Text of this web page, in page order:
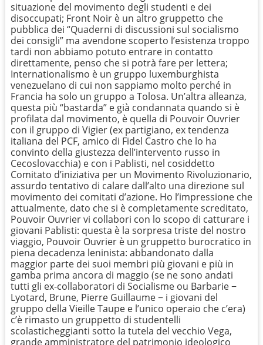
situazione del movimento degli studenti e dei
disoccupati; Front Noir è un altro gruppetto che
pubblica dei “Quaderni di discussioni sul socialismo
dei consigli” ma avendone scoperto l’esistenza troppo
tardi non abbiamo potuto entrare in contatto
direttamente, penso che si potrà fare per lettera;
Internationalismo è un gruppo luxemburghista
venezuelano di cui non sappiamo molto perché in
Francia ha solo un gruppo a Tolosa. Un’altra alleanza,
questa più “bastarda” e già condannata quando si è
profilata dal movimento, è quella di Pouvoir Ouvrier
con il gruppo di Vigier (ex partigiano, ex tendenza
italiana del PCF, amico di Fidel Castro che lo ha
convinto della giustezza dell’intervento russo in
Cecoslovacchia) e con i Pablisti, nel cosiddetto
Comitato d’iniziativa per un Movimento Rivoluzionario,
assurdo tentativo di calare dall’alto una direzione sul
movimento dei comitati d’azione. Ho l’impressione che
attualmente, dato che si è completamente screditato,
Pouvoir Ouvrier vi collabori con lo scopo di catturare i
giovani Pablisti: questa è la sorpresa triste del nostro
viaggio, Pouvoir Ouvrier è un gruppetto burocratico in
piena decadenza leninista: abbandonato dalla
maggior parte dei suoi membri più giovani e più in
gamba prima ancora di maggio (se ne sono andati
tutti gli ex-collaboratori di Socialisme ou Barbarie −
Lyotard, Brune, Pierre Guillaume − i giovani del
gruppo della Vieille Taupe e l’unico operaio che c’era)
c’è rimasto un gruppetto di studentelli
scolasticheggianti sotto la tutela del vecchio Vega,
grande amministratore del patrimonio ideologico